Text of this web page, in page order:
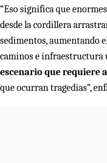
“Eso significa que
desde la cordillera
sedimentos, aumentando
caminos e infraestructura
escenario que requiere
que ocurran tragedias”,